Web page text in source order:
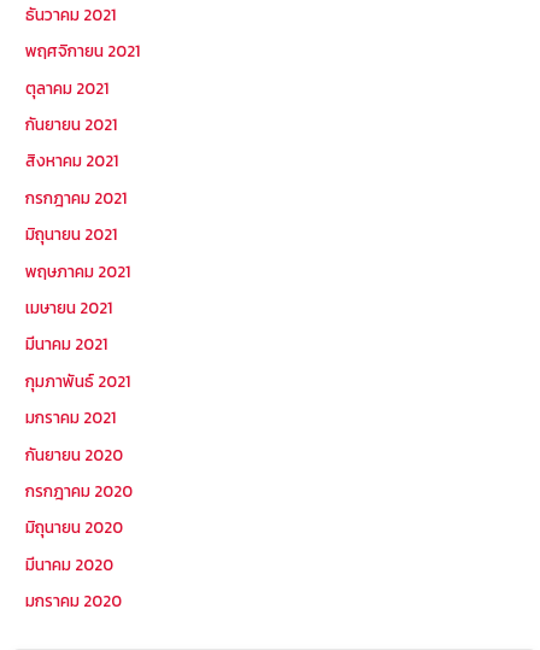
ธันวาคม 2021
พฤศจิกายน 2021
ตุลาคม 2021
กันยายน 2021
สิงหาคม 2021
กรกฎาคม 2021
มิถุนายน 2021
พฤษภาคม 2021
เมษายน 2021
มีนาคม 2021
กุมภาพันธ์ 2021
มกราคม 2021
กันยายน 2020
กรกฎาคม 2020
มิถุนายน 2020
มีนาคม 2020
มกราคม 2020